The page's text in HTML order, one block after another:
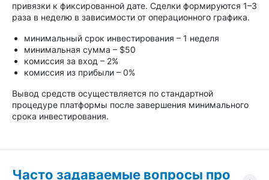
привязки к фиксированной дате. Сделки формируются 1–3
раза в неделю в зависимости от операционного графика.
минимальный срок инвестирования – 1 неделя
минимальная сумма – $50
комиссия за вход – 2%
комиссия из прибыли – 0%
Вывод средств осуществляется по стандартной
процедуре платформы после завершения минимального
срока инвестирования.
Часто задаваемые вопросы про